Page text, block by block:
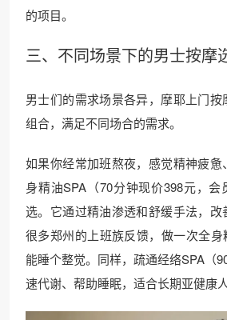
的项目。
三、不同场景下的男士按摩
男士们的需求场景各异，摩耶上门按
组合，满足不同场合的需求。
如果你经常加班熬夜，感觉精神疲
身精油SPA（70分钟现价398元，会
选。它通过精油渗透和舒缓手法，改
很多郑州的上班族反馈，做一次全
能睡个整觉。同样，疏通经络SPA（
速代谢、帮助睡眠，适合长期亚健康人